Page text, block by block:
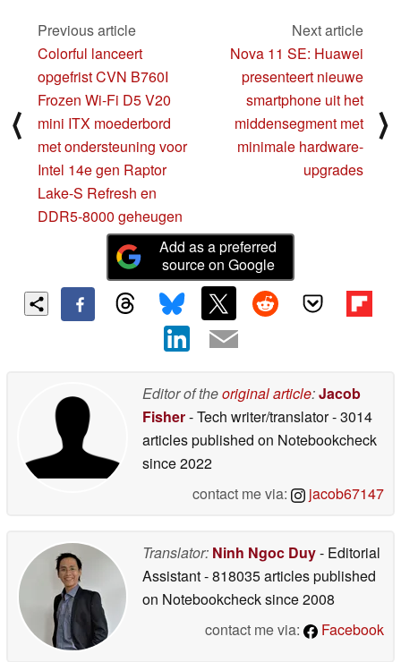
⟨
Previous article
Colorful lanceert
opgefrist CVN B760I
Frozen Wi-Fi D5 V20
mini ITX moederbord
met ondersteuning voor
Intel 14e gen Raptor
Lake-S Refresh en
DDR5-8000 geheugen
Next article
Nova 11 SE: Huawei
presenteert nieuwe
smartphone uit het
middensegment met
minimale hardware-
upgrades
⟩
Add as a preferred
source on Google
Editor of theoriginal article:Jacob
Fisher- Tech writer/translator- 3014
articles published on Notebookcheck
since 2022
contact me via:
jacob67147
Translator: Ninh Ngoc Duy- Editorial
Assistant- 818035 articles published
on Notebookchecksince 2008
contact me via:
Facebook